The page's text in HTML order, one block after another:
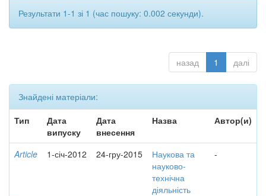
Результати 1-1 зі 1 (час пошуку: 0.002 секунди).
назад 1 далі
Знайдені матеріали:
Тип
Дата
випуску
Дата
внесення
Назва Автор(и)
Article 1-січ-2012 24-гру-2015
Наукова та
науково-
технічна
діяльність
-